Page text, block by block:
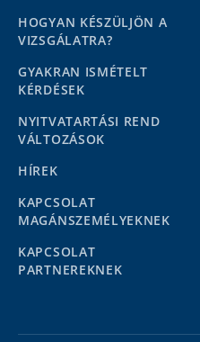
HOGYAN KÉSZÜLJÖN A
VIZSGÁLATRA?
GYAKRAN ISMÉTELT
KÉRDÉSEK
NYITVATARTÁSI REND
VÁLTOZÁSOK
HÍREK
KAPCSOLAT
MAGÁNSZEMÉLYEKNEK
KAPCSOLAT
PARTNEREKNEK